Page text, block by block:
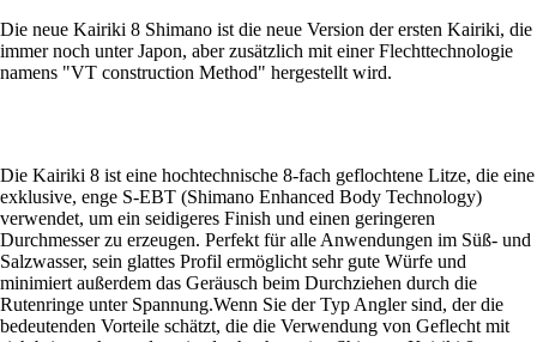
Die neue Kairiki 8 Shimano ist die neue Version der ersten Kairiki, die
immer noch unter Japon, aber zusätzlich mit einer Flechttechnologie
namens "VT construction Method" hergestellt wird.
Die Kairiki 8 ist eine hochtechnische 8-fach geflochtene Litze, die eine
exklusive, enge S-EBT (Shimano Enhanced Body Technology)
verwendet, um ein seidigeres Finish und einen geringeren
Durchmesser zu erzeugen. Perfekt für alle Anwendungen im Süß- und
Salzwasser, sein glattes Profil ermöglicht sehr gute Würfe und
minimiert außerdem das Geräusch beim Durchziehen durch die
Rutenringe unter Spannung.Wenn Sie der Typ Angler sind, der die
bedeutenden Vorteile schätzt, die die Verwendung von Geflecht mit